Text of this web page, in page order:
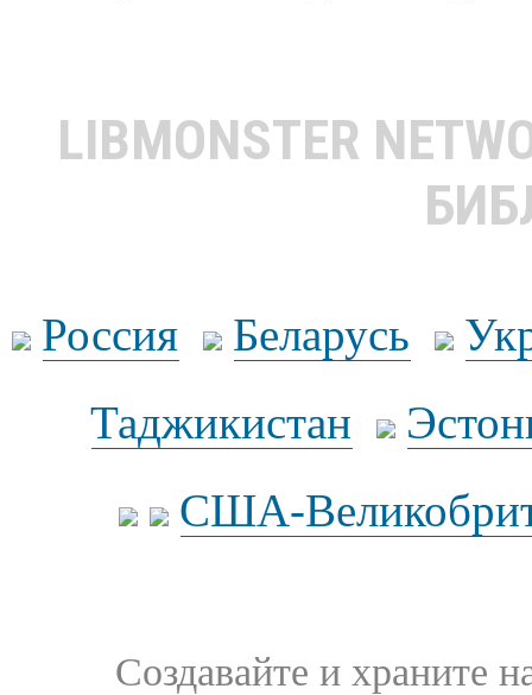
LIBMONSTER
Россия Беларусь
Таджикистан
США-
Создавайте и храните